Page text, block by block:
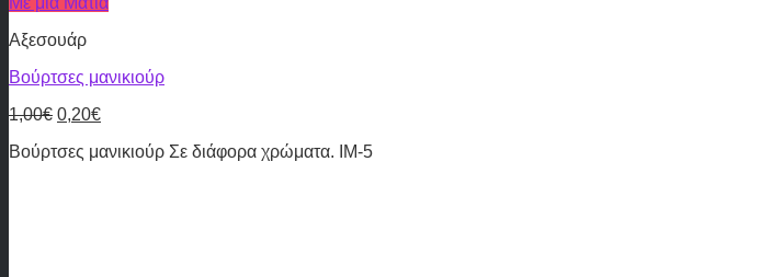
Αξεσουάρ
Βούρτσες μανικιούρ
1,00€ 0,20€
Βούρτσες μανικιούρ Σε διάφορα χρώματα. IM-5